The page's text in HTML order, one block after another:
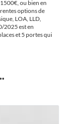
, ou bien en
options de
LOA, LLD,
2025 est en
et 5 portes qui